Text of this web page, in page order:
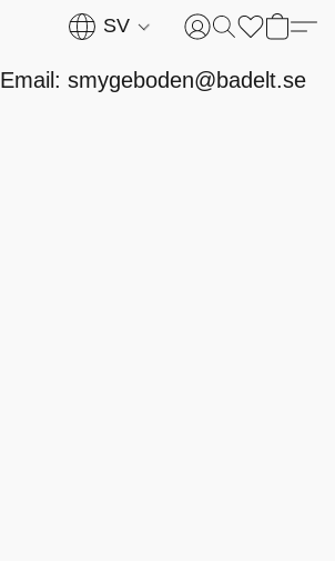
SV
Email: smygeboden@badelt.se